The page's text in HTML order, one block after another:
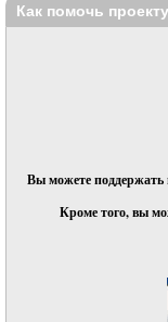
Как помочь
Вы можете поддержать
Кроме того, вы